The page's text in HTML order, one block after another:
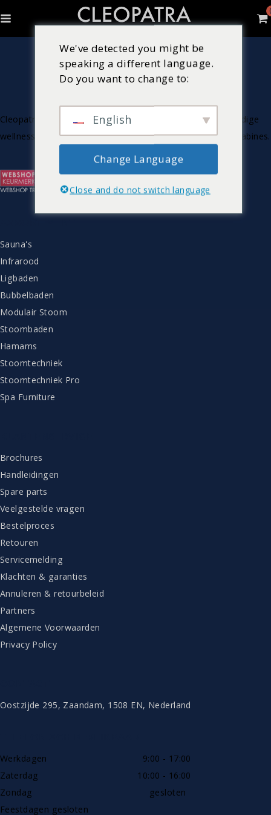
Cleopatra is Nederlandse producent van luxe & hoogwaardige
wellnessproducten zoals bubbelbaden, sauna’s en stoomcabines.
Sauna's
Infrarood
Ligbaden
Bubbelbaden
Modulair Stoom
Stoombaden
Hamams
Stoomtechniek
Stoomtechniek Pro
Spa Furniture
Brochures
Handleidingen
Spare parts
Veelgestelde vragen
Bestelproces
Retouren
Servicemelding
Klachten & garanties
Annuleren & retourbeleid
Partners
Algemene Voorwaarden
Privacy Policy
Oostzijde 295, Zaandam, 1508 EN, Nederland
Werkdagen
9:00 - 17:00
Zaterdag
10:00 - 16:00
Zondag
gesloten
Feestdagen gesloten
We've detected you might be
speaking a different language.
Do you want to change to:
English
Change Language
Close and do not switch language